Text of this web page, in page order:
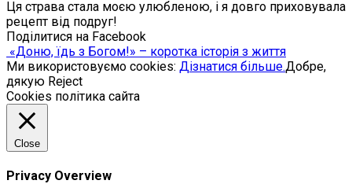
Ця страва стала моєю улюбленою, і я довго приховувала
рецепт від подруг!
Поділитися на Facebook
«Доню, їдь з Богом!» – коротка історія з життя
Ми використовуємо cookies: Дізнатися більше.Добре,
дякую Reject
Cookies політика сайта
Close
Privacy Overview